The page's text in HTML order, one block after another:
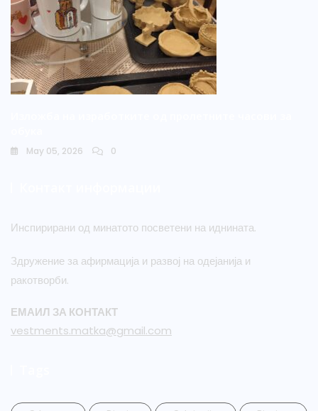
May 05, 2026 0
Инспирирани од минатото посветени на иднината.
Здружение за афирмација и развој на одејанија и
ракотворби.
ЕМАИЛ ЗА КОНТАКТ
vestments.matka@gmail.com